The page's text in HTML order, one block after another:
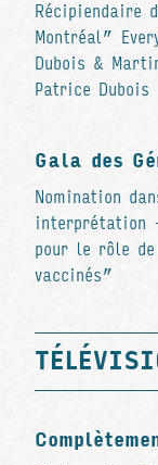
Récipiendaire
Montréal”
Dubois &
Patrice Dubois
Gala des
Nomination
interprétation
pour le rôle
vaccinés”